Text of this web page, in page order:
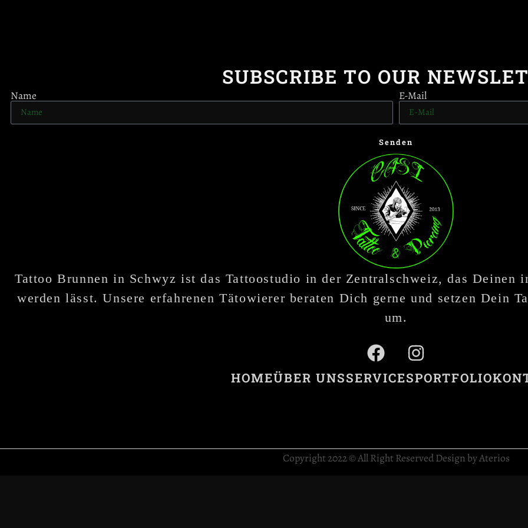
SUBSCRIBE TO OUR
Name E-Mail
Senden
Tattoo Brunnen in Schwyz ist das Tattoostudio in der Zentralschweiz, das
werden lässt. Unsere erfahrenen Tätowierer beraten Dich gerne und setzen Dein
um.
HOMEÜBER UNSSERVICESPORTFOLIO
Copyright 2022 © All Right Reserved Design by Aterios